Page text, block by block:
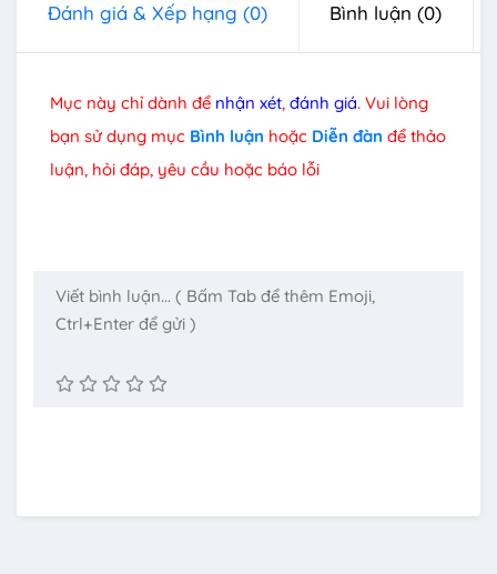
Đánh giá & Xếp hạng (0) Bình luận (0)
Mục này chỉ dành để nhận xét, đánh giá. Vui lòng
bạn sử dụng mục Bình luận hoặc Diễn đàn để thảo
luận, hỏi đáp, yêu cầu hoặc báo lỗi